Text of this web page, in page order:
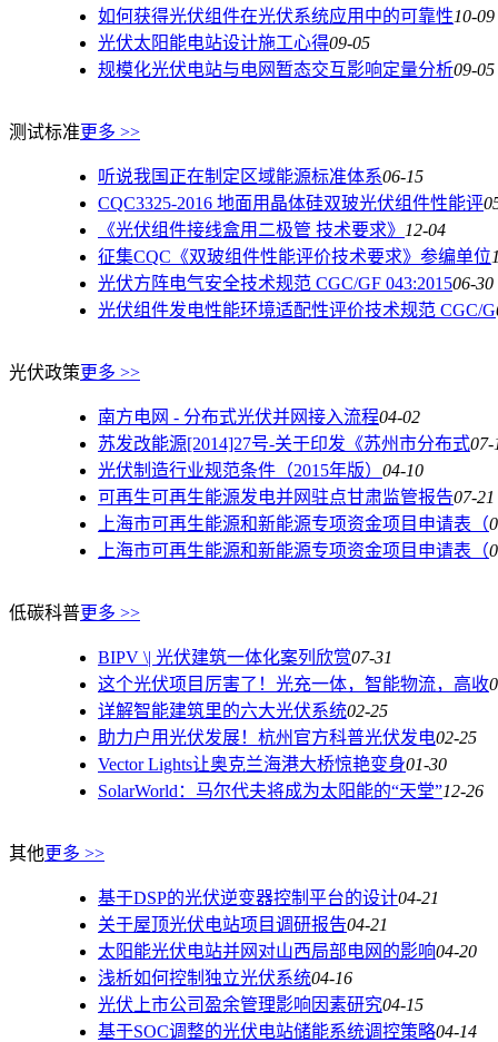
如何获得光伏组件在光伏系统应用中的可靠性10-09
光伏太阳能电站设计施工心得09-05
规模化光伏电站与电网暂态交互影响定量分析09-05
测试标准更多 >>
听说我国正在制定区域能源标准体系06-15
CQC3325-2016 地面用晶体硅双玻光伏组件性能评
《光伏组件接线盒用二极管 技术要求》 12-04
征集CQC《双玻组件性能评价技术要求》参编单位
光伏方阵电气安全技术规范 CGC/GF 043:201506-30
光伏组件发电性能环境适配性评价技术规范 CGC/G
光伏政策更多 >>
南方电网 - 分布式光伏并网接入流程04-02
苏发改能源[2014]27号-关于印发《苏州市分布式07-
光伏制造行业规范条件（2015年版） 04-10
可再生可再生能源发电并网驻点甘肃监管报告07-21
上海市可再生能源和新能源专项资金项目申请表（
上海市可再生能源和新能源专项资金项目申请表（
低碳科普更多 >>
BIPV \| 光伏建筑一体化案列欣赏07-31
这个光伏项目厉害了！光充一体，智能物流，高收
详解智能建筑里的六大光伏系统02-25
助力户用光伏发展！杭州官方科普光伏发电02-25
Vector Lights让奥克兰海港大桥惊艳变身01-30
SolarWorld：马尔代夫将成为太阳能的“天堂”12-26
其他更多 >>
基于DSP的光伏逆变器控制平台的设计04-21
关于屋顶光伏电站项目调研报告04-21
太阳能光伏电站并网对山西局部电网的影响04-20
浅析如何控制独立光伏系统04-16
光伏上市公司盈余管理影响因素研究04-15
基于SOC调整的光伏电站储能系统调控策略04-14